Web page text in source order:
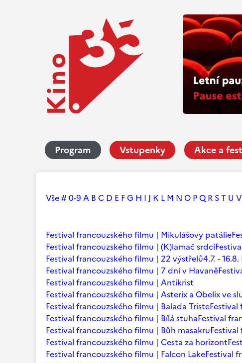
Program Vstupenky Akce a
Vše# 0-9 A B C D E FG H I J K L M N O PQ R ST U V
Festival francouzského filmu | Mikulášovy patálie
Festival francouzského filmu | (K)lamač srdcí
Festival francouzského filmu | 22 výstřelů4.7. -
Festival francouzského filmu | 7 dní v Havaně
Festival francouzského filmu | Antikrist
Festival francouzského filmu | Asterix a Obelix ve
Festival francouzského filmu | Balada TristeFestival
Festival francouzského filmu | Bílá stuhaFestival
Festival francouzského filmu | Bůh masakru
Festival francouzského filmu | Cesta za horizont
Festival francouzského filmu | Falcon LakeFestival